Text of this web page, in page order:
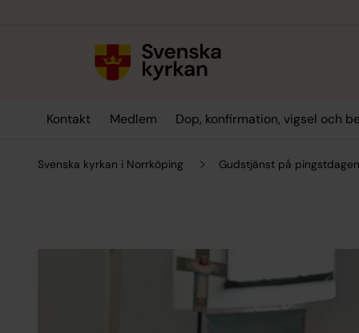
Kontakt Medlem Dop, konfirmation, vigsel och
Svenska kyrkan i Norrköping Gudstjänst på